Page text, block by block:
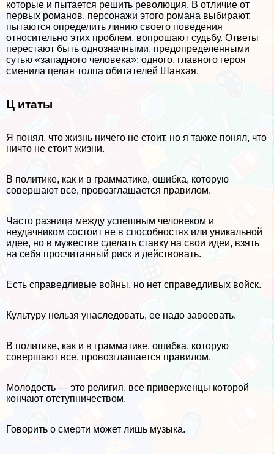
которые и пытается решить революция. В отличие от
первых романов, персонажи этого романа выбирают,
пытаются определить линию своего поведения
относительно этих проблем, вопрошают судьбу. Ответы
перестают быть однозначными, предопределенными
сутью «западного человека»; одного, главного героя
сменила целая толпа обитателей Шанхая.
Ц итаты
Я понял, что жизнь ничего не стоит, но я также понял, что
ничто не стоит жизни.
В политике, как и в грамматике, ошибка, которую
совершают все, провозглашается правилом.
Часто разница между успешным человеком и
неудачником состоит не в способностях или уникальной
идее, но в мужестве сделать ставку на свои идеи, взять
на себя просчитанный риск и действовать.
Есть справедливые войны, но нет справедливых войск.
Культуру нельзя унаследовать, ее надо завоевать.
В политике, как и в грамматике, ошибка, которую
совершают все, провозглашается правилом.
Молодость — это религия, все приверженцы которой
кончают отступничеством.
Говорить о cмepти может лишь музыка.